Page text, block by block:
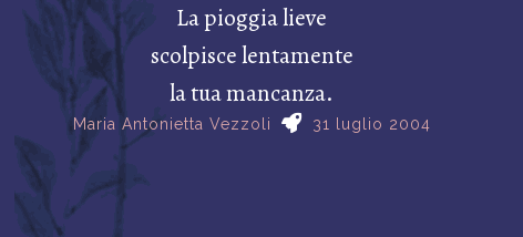
La pioggia lieve
scolpisce lentamente
la tua mancanza.
Maria Antonietta Vezzoli 31 luglio 2004